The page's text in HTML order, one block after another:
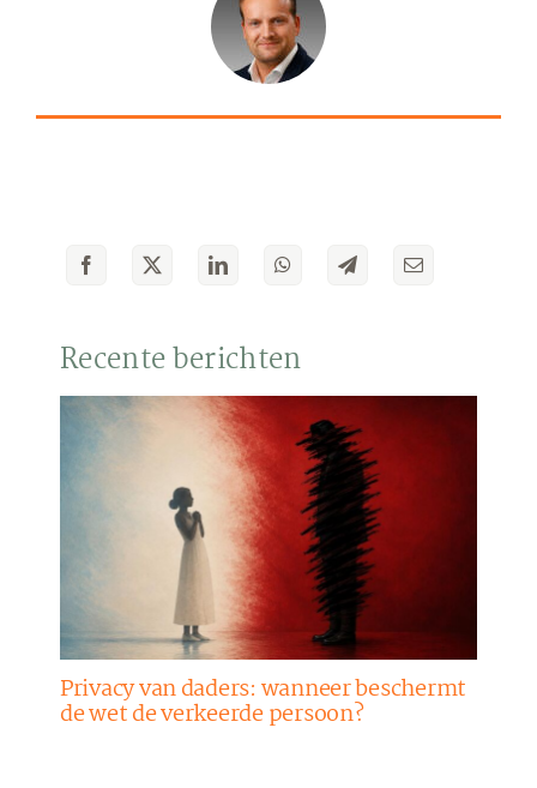
Recente berichten
Privacy van daders: wanneer beschermt
de wet de verkeerde persoon?